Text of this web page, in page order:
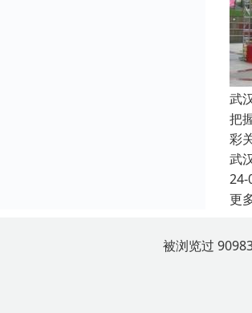
武
把
彩
武
24-
更
被浏览过